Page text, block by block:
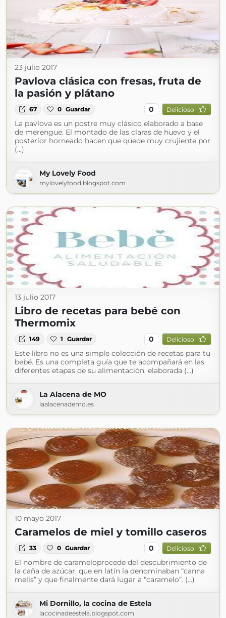
23 julio 2017
Pavlova clásica con fresas, fruta de
la pasión y plátano
67 0 Guardar 0 Delicioso
La pavlova es un postre muy clásico elaborado a base
de merengue. El montado de las claras de huevo y el
posterior horneado hacen que quede muy crujiente por
(...)
My Lovely Food
mylovelyfood.blogspot.com
13 julio 2017
Libro de recetas para bebé con
Thermomix
149 1 Guardar 0 Delicioso
Este libro no es una simple colección de recetas para tu
bebé. Es una completa guía que te acompañará en las
diferentes etapas de su alimentación, elaborada (...)
La Alacena de MO
laalacenademo.es
10 mayo 2017
Caramelos de miel y tomillo caseros
33 0 Guardar 0 Delicioso
El nombre de carameloprocede del descubrimiento de
la caña de azúcar, que en latín la denominaban “canna
melis” y que finalmente dará lugar a “caramelo”. (...)
Mi Dornillo, la cocina de Estela
lacocinadeestela.blogspot.com